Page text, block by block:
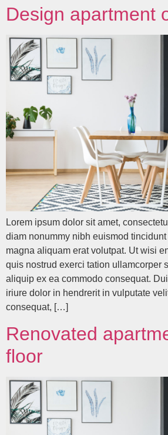
Design apartment
Lorem ipsum dolor sit amet,
diam nonummy nibh euismod
magna aliquam erat volutpat. Ut wisi
quis nostrud exerci tation ullamcorper
aliquip ex ea commodo consequat.
iriure dolor in hendrerit in vulputate
consequat, […]
Renovated
floor